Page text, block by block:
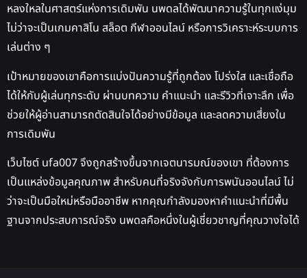
หลงใหลในศาสตร์แห่งการเดิมพัน นพดลได้พัฒนาความรู้ในทุกแง่มุม
ไม่ว่าจะเป็นเกมคาสิโน สล็อต กีฬาออนไลน์ หรือการวิเคราะห์ระบบการ
เล่นต่าง ๆ
เป้าหมายของเขาคือการแบ่งปันความรู้ที่ถูกต้อง โปร่งใส และเชื่อถือ
ได้ให้กับผู้เล่นทุกระดับ ผ่านบทความ คำแนะนำ และรีวิวที่เจาะลึก เพื่อ
ช่วยให้ผู้อ่านสามารถตัดสินใจได้อย่างมีข้อมูล และลดความเสี่ยงใน
การเดิมพัน
เว็บไซต์ ufa007 จึงถูกสร้างขึ้นจากเจตนารมณ์ของเขา ที่ต้องการ
เป็นแหล่งข้อมูลคุณภาพ สำหรับคนที่จริงจังกับการพนันออนไลน์ ไม่
ว่าจะเป็นมือใหม่หรือมืออาชีพ หากคุณกำลังมองหาคำแนะนำที่มีพื้น
ฐานจากประสบการณ์จริง นพดลคือหนึ่งในผู้เชี่ยวชาญที่คุณวางใจได้